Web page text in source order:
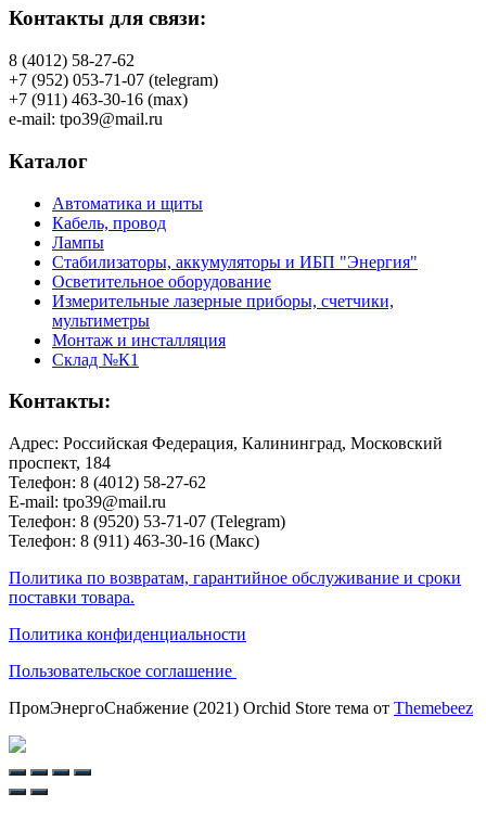
Контакты для связи:
8 (4012) 58-27-62
+7 (952) 053-71-07 (telegram)
+7 (911) 463-30-16 (max)
e-mail: tpo39@mail.ru
Каталог
Автоматика и щиты
Кабель, провод
Лампы
Стабилизаторы, аккумуляторы и ИБП "Энергия"
Осветительное оборудование
Измерительные лазерные приборы, счетчики,
мультиметры
Монтаж и инсталляция
Склад №К1
Контакты:
Адрес: Российская Федерация, Калининград, Московский
проспект, 184
Телефон: 8 (4012) 58-27-62
E-mail: tpo39@mail.ru
Телефон: 8 (9520) 53-71-07 (Telegram)
Телефон: 8 (911) 463-30-16 (Макс)
Политика по возвратам, гарантийное обслуживание и сроки
поставки товара.
Политика конфиденциальности
Пользовательское соглашение
ПромЭнергоСнабжение (2021) Orchid Store тема от Themebeez